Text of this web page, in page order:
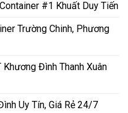
#1 Khuất Duy Tiến
Trường Chinh, Phương
Đình Thanh Xuân
Uy Tín, Giá Rẻ 24/7